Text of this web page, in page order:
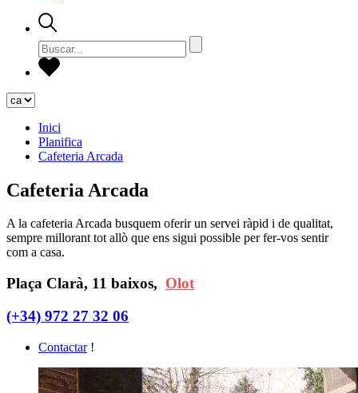
Inici
Planifica
Cafeteria Arcada
Cafeteria Arcada
A la cafeteria Arcada busquem oferir un servei ràpid i de qualitat,
sempre millorant tot allò que ens sigui possible per fer-vos sentir
com a casa.
Plaça Clarà, 11 baixos, Olot
(+34) 972 27 32 06
Contactar !